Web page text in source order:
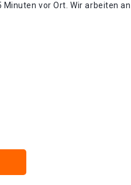
vor Ort. Wir arbeiten an